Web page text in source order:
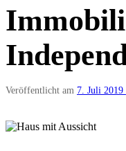
Veröffentlicht am 7. Juli 2019